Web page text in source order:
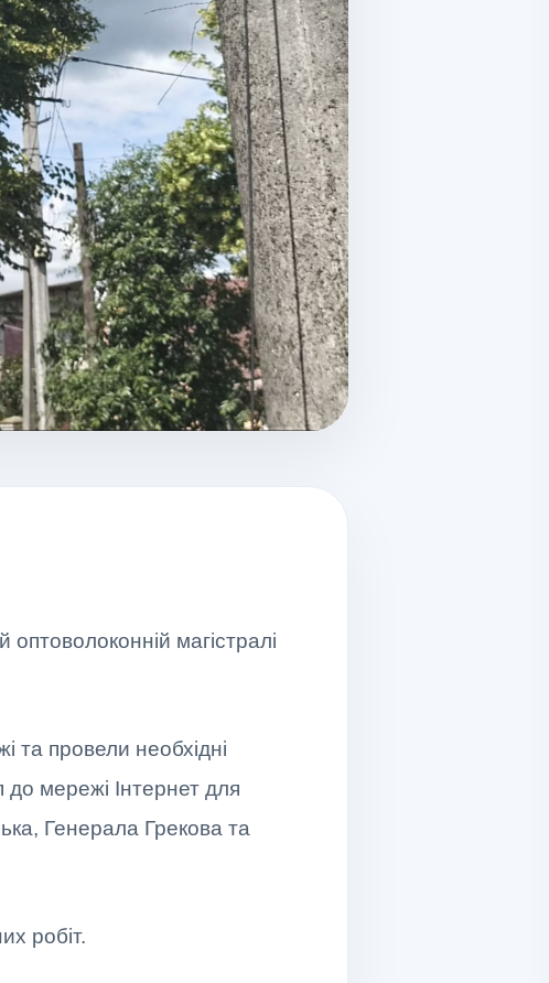
магістралі
та провели необхідні
до мережі Інтернет для
Генерала Грекова та
робіт.